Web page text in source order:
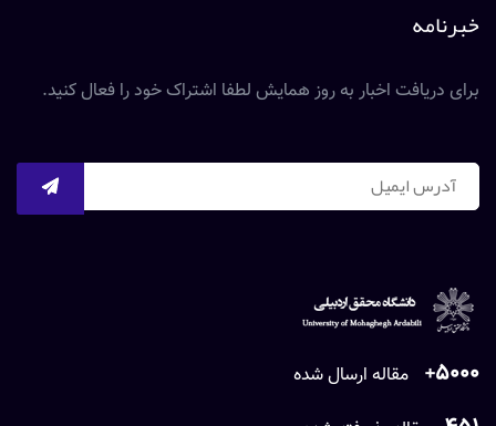
خبرنامه
برای دریافت اخبار به روز همایش لطفا اشتراک خود را فعال کنید.
5000+ مقاله ارسال شده